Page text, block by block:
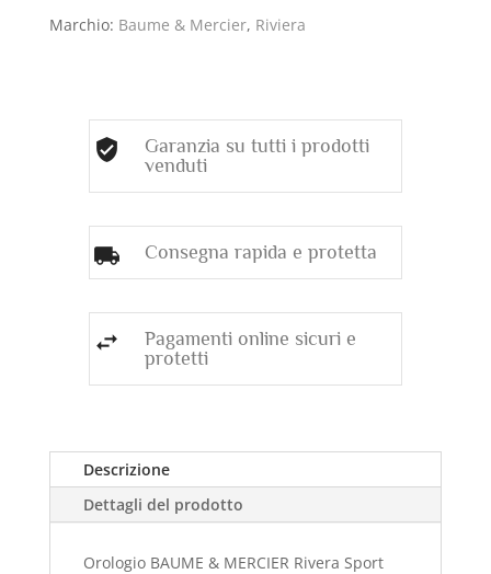
Marchio: Baume & Mercier, Riviera
Garanzia su tutti i prodotti
venduti
Consegna rapida e protetta
Pagamenti online sicuri e
protetti
Descrizione
Dettagli del prodotto
Orologio BAUME & MERCIER Rivera Sport